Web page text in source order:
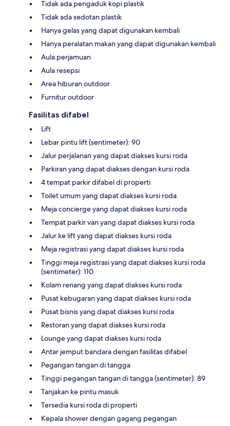
Tidak ada pengaduk kopi plastik
Tidak ada sedotan plastik
Hanya gelas yang dapat digunakan kembali
Hanya peralatan makan yang dapat digunakan kembali
Aula perjamuan
Aula resepsi
Area hiburan outdoor
Furnitur outdoor
Fasilitas difabel
Lift
Lebar pintu lift (sentimeter): 90
Jalur perjalanan yang dapat diakses kursi roda
Parkiran yang dapat diakses dengan kursi roda
4 tempat parkir difabel di properti
Toilet umum yang dapat diakses kursi roda
Meja concierge yang dapat diakses kursi roda
Tempat parkir van yang dapat diakses kursi roda
Jalur ke lift yang dapat diakses kursi roda
Meja registrasi yang dapat diakses kursi roda
Tinggi meja registrasi yang dapat diakses kursi roda
(sentimeter): 110
Kolam renang yang dapat diakses kursi roda
Pusat kebugaran yang dapat diakses kursi roda
Pusat bisnis yang dapat diakses kursi roda
Restoran yang dapat diakses kursi roda
Lounge yang dapat diakses kursi roda
Antar jemput bandara dengan fasilitas difabel
Pegangan tangan di tangga
Tinggi pegangan tangan di tangga (sentimeter): 89
Tanjakan ke pintu masuk
Tersedia kursi roda di properti
Kepala shower dengan gagang pegangan